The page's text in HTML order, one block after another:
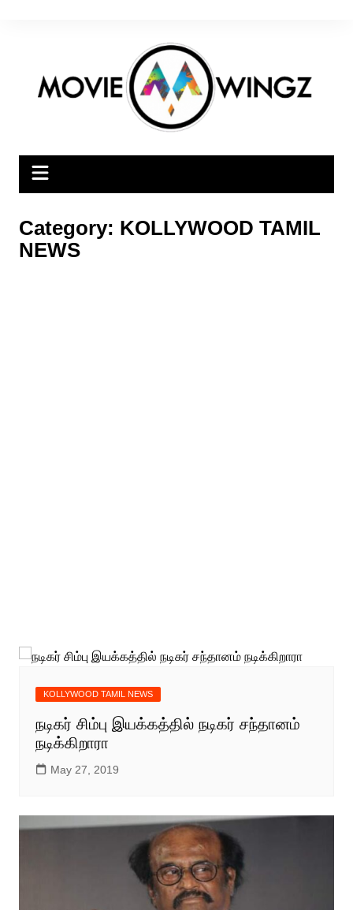
Category: KOLLYWOOD TAMIL
NEWS
KOLLYWOOD TAMIL NEWS
நடிகர் சிம்பு இயக்கத்தில் நடிகர் சந்தானம்
நடிக்கிறாரா
May 27, 2019